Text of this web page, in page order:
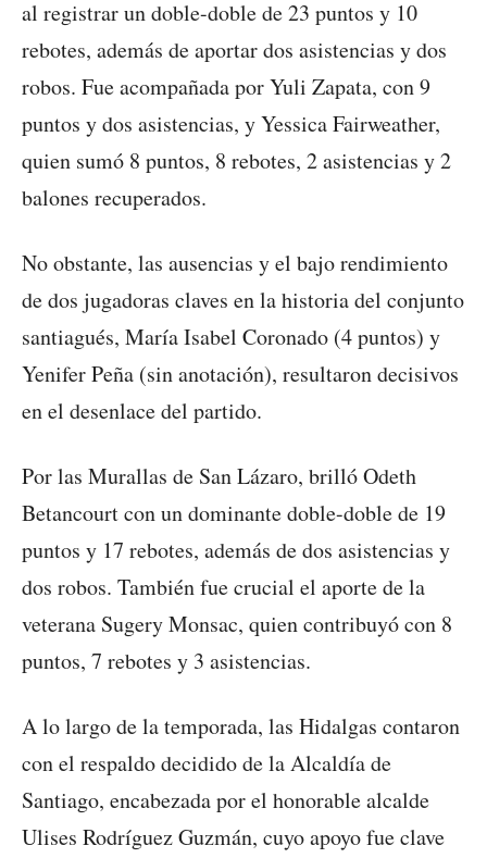
al registrar un doble-doble de 23 puntos y 10
rebotes, además de aportar dos asistencias y dos
robos. Fue acompañada por Yuli Zapata, con 9
puntos y dos asistencias, y Yessica Fairweather,
quien sumó 8 puntos, 8 rebotes, 2 asistencias y 2
balones recuperados.
No obstante, las ausencias y el bajo rendimiento
de dos jugadoras claves en la historia del conjunto
santiagués, María Isabel Coronado (4 puntos) y
Yenifer Peña (sin anotación), resultaron decisivos
en el desenlace del partido.
Por las Murallas de San Lázaro, brilló Odeth
Betancourt con un dominante doble-doble de 19
puntos y 17 rebotes, además de dos asistencias y
dos robos. También fue crucial el aporte de la
veterana Sugery Monsac, quien contribuyó con 8
puntos, 7 rebotes y 3 asistencias.
A lo largo de la temporada, las Hidalgas contaron
con el respaldo decidido de la Alcaldía de
Santiago, encabezada por el honorable alcalde
Ulises Rodríguez Guzmán, cuyo apoyo fue clave